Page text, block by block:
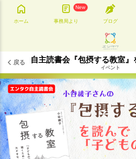
ホーム
New
事務局より ブログ
戻る
イベント